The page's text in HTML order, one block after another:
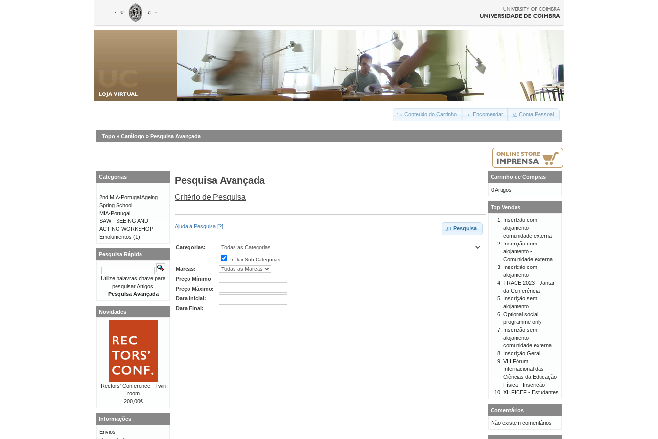
Conteúdo do Carrinho Encomendar Conta Pessoal
Topo » Catálogo » Pesquisa Avançada
Pesquisa Avançada
Critério de Pesquisa
Ajuda à Pesquisa [?] Pesquisa
Categorias:
Incluir Sub-Categorias
Marcas:
Preço Mínimo:
Preço Máximo:
Data Inicial:
Data Final:
Categorias
2nd MIA-Portugal Ageing
Spring School
MIA-Portugal
SAW - SEEING AND
ACTING WORKSHOP
Emolumentos (1)
Pesquisa Rápida
Utilize palavras chave para
pesquisar Artigos.
Pesquisa Avançada
Novidades
Rectors' Conference - Twin
room
200,00€
Informações
Envios
Carrinho de Compras
0 Artigos
Top Vendas
Inscrição com
alojamento –
comunidade externa
Inscrição com
alojamento -
Comunidade externa
Inscrição com
alojamento
TRACE 2023 - Jantar
da Conferência
Inscrição sem
alojamento
Optional social
programme only
Inscrição sem
alojamento –
comunidade externa
Inscrição Geral
VIII Fórum
Internacional das
Ciências da Educação
Física - Inscrição
XII FICEF - Estudantes
Comentários
Não existem comentários